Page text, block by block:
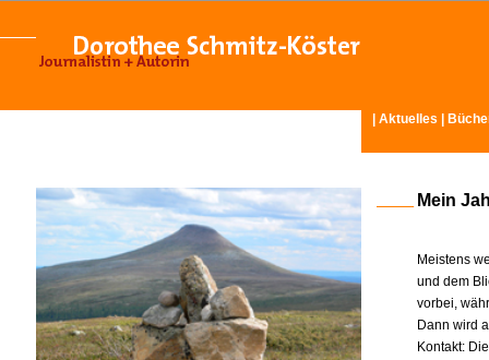
Aktuelles
Mein
Meistens
und dem
vorbei,
Dann wird
Kontakt: